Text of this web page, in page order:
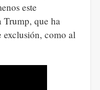
este
Trump, que ha
exclusión, como al